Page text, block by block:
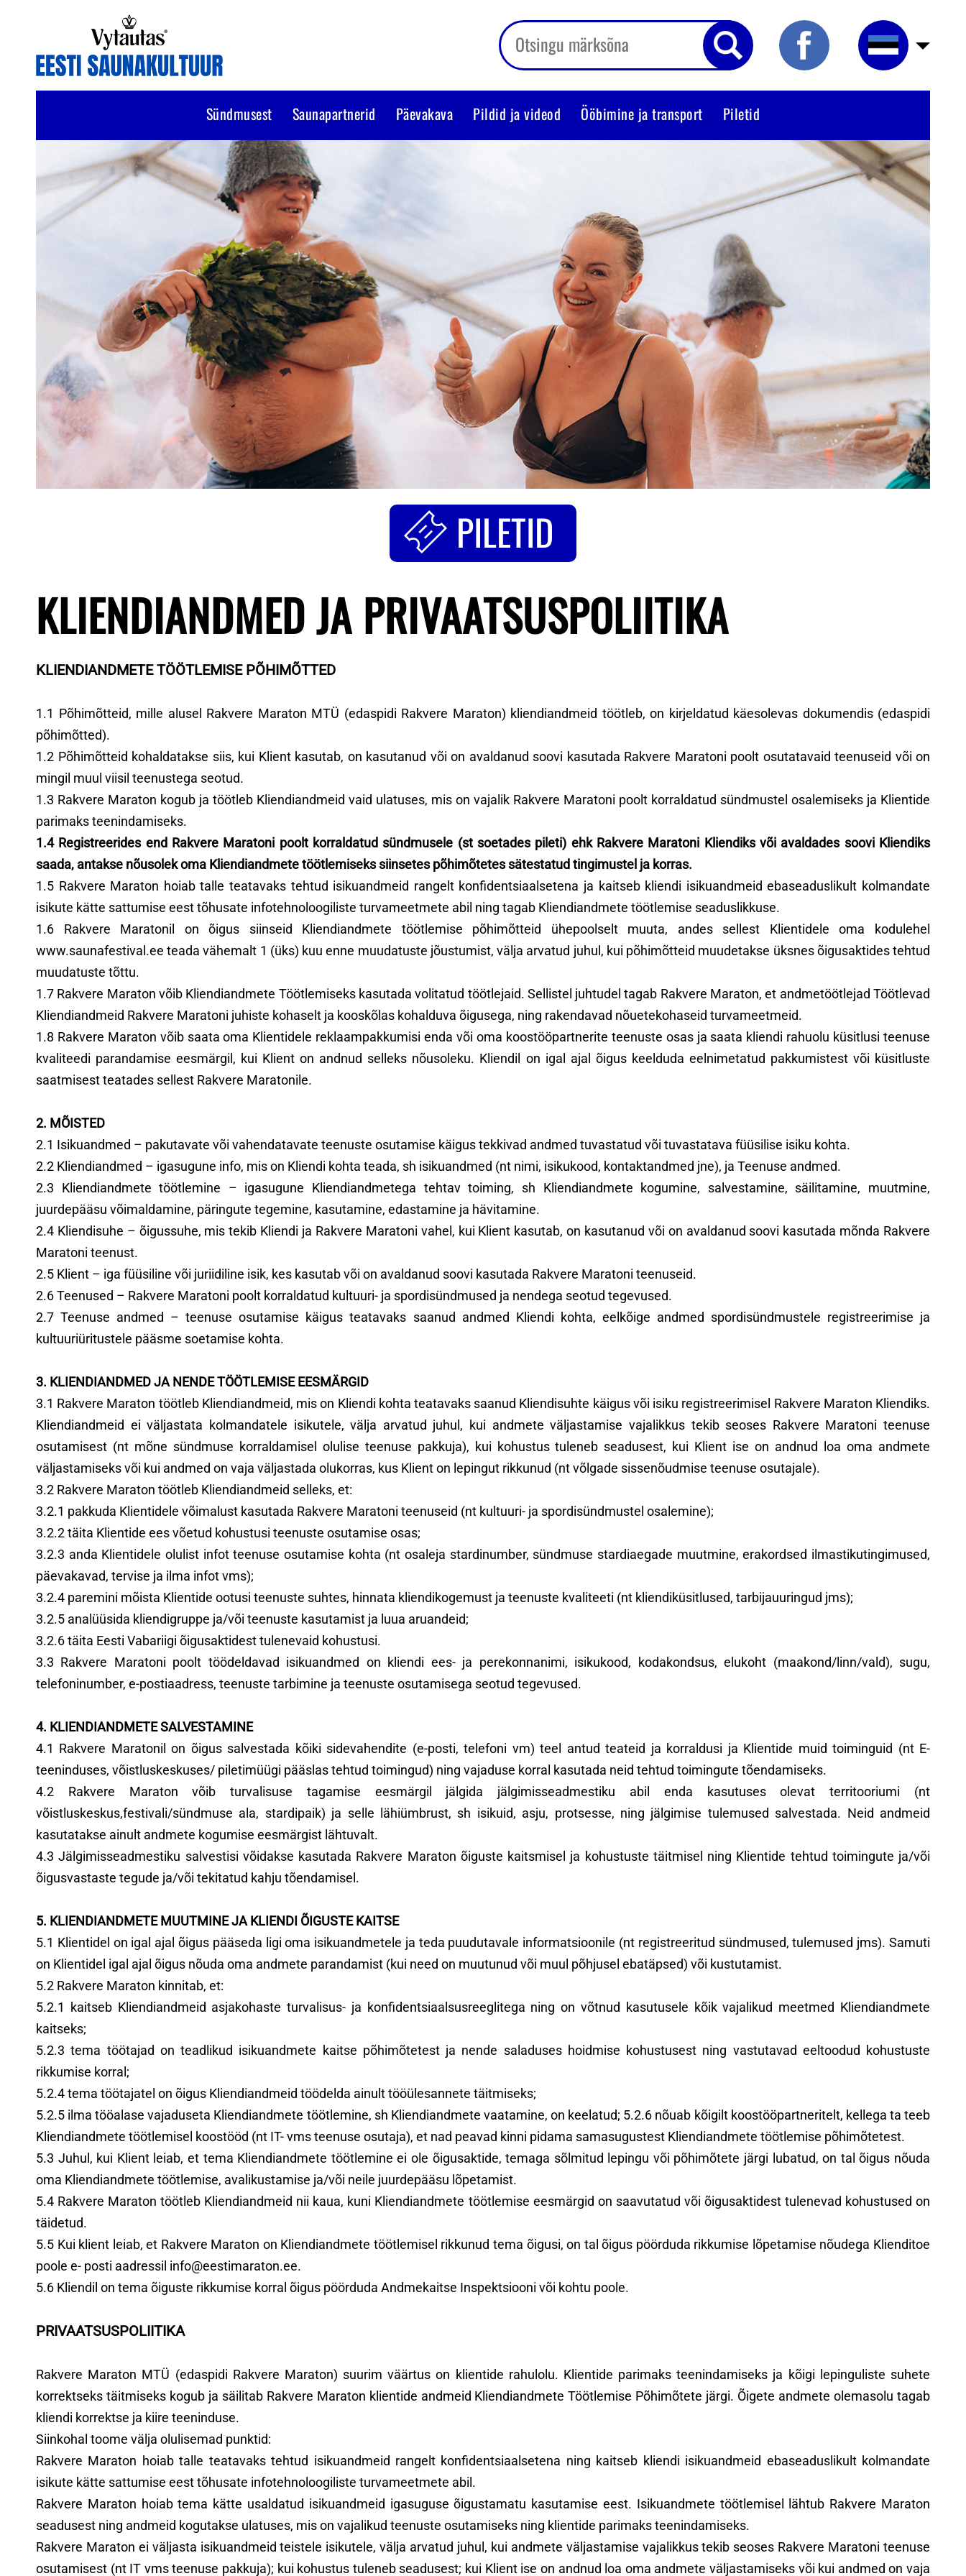
Sündmusest Saunapartnerid Päevakava Pildid ja videod Ööbimine ja transport Piletid
PILETID
KLIENDIANDMED JA PRIVAATSUSPOLIITIKA
KLIENDIANDMETE TÖÖTLEMISE PÕHIMÕTTED
1.1 Põhimõtteid, mille alusel Rakvere Maraton MTÜ (edaspidi Rakvere Maraton) kliendiandmeid töötleb, on kirjeldatud käesolevas dokumendis (edaspidi
põhimõtted).
1.2 Põhimõtteid kohaldatakse siis, kui Klient kasutab, on kasutanud või on avaldanud soovi kasutada Rakvere Maratoni poolt osutatavaid teenuseid või on
mingil muul viisil teenustega seotud.
1.3 Rakvere Maraton kogub ja töötleb Kliendiandmeid vaid ulatuses, mis on vajalik Rakvere Maratoni poolt korraldatud sündmustel osalemiseks ja Klientide
parimaks teenindamiseks.
1.4 Registreerides end Rakvere Maratoni poolt korraldatud sündmusele (st soetades pileti) ehk Rakvere Maratoni Kliendiks või avaldades soovi Kliendiks
saada, antakse nõusolek oma Kliendiandmete töötlemiseks siinsetes põhimõtetes sätestatud tingimustel ja korras.
1.5 Rakvere Maraton hoiab talle teatavaks tehtud isikuandmeid rangelt konfidentsiaalsetena ja kaitseb kliendi isikuandmeid ebaseaduslikult kolmandate
isikute kätte sattumise eest tõhusate infotehnoloogiliste turvameetmete abil ning tagab Kliendiandmete töötlemise seaduslikkuse.
1.6 Rakvere Maratonil on õigus siinseid Kliendiandmete töötlemise põhimõtteid ühepoolselt muuta, andes sellest Klientidele oma kodulehel
www.saunafestival.ee teada vähemalt 1 (üks) kuu enne muudatuste jõustumist, välja arvatud juhul, kui põhimõtteid muudetakse üksnes õigusaktides tehtud
muudatuste tõttu.
1.7 Rakvere Maraton võib Kliendiandmete Töötlemiseks kasutada volitatud töötlejaid. Sellistel juhtudel tagab Rakvere Maraton, et andmetöötlejad Töötlevad
Kliendiandmeid Rakvere Maratoni juhiste kohaselt ja kooskõlas kohalduva õigusega, ning rakendavad nõuetekohaseid turvameetmeid.
1.8 Rakvere Maraton võib saata oma Klientidele reklaampakkumisi enda või oma koostööpartnerite teenuste osas ja saata kliendi rahuolu küsitlusi teenuse
kvaliteedi parandamise eesmärgil, kui Klient on andnud selleks nõusoleku. Kliendil on igal ajal õigus keelduda eelnimetatud pakkumistest või küsitluste
saatmisest teatades sellest Rakvere Maratonile.
2. MÕISTED
2.1 Isikuandmed – pakutavate või vahendatavate teenuste osutamise käigus tekkivad andmed tuvastatud või tuvastatava füüsilise isiku kohta.
2.2 Kliendiandmed – igasugune info, mis on Kliendi kohta teada, sh isikuandmed (nt nimi, isikukood, kontaktandmed jne), ja Teenuse andmed.
2.3 Kliendiandmete töötlemine – igasugune Kliendiandmetega tehtav toiming, sh Kliendiandmete kogumine, salvestamine, säilitamine, muutmine,
juurdepääsu võimaldamine, päringute tegemine, kasutamine, edastamine ja hävitamine.
2.4 Kliendisuhe – õigussuhe, mis tekib Kliendi ja Rakvere Maratoni vahel, kui Klient kasutab, on kasutanud või on avaldanud soovi kasutada mõnda Rakvere
Maratoni teenust.
2.5 Klient – iga füüsiline või juriidiline isik, kes kasutab või on avaldanud soovi kasutada Rakvere Maratoni teenuseid.
2.6 Teenused – Rakvere Maratoni poolt korraldatud kultuuri- ja spordisündmused ja nendega seotud tegevused.
2.7 Teenuse andmed – teenuse osutamise käigus teatavaks saanud andmed Kliendi kohta, eelkõige andmed spordisündmustele registreerimise ja
kultuuriüritustele pääsme soetamise kohta.
3. KLIENDIANDMED JA NENDE TÖÖTLEMISE EESMÄRGID
3.1 Rakvere Maraton töötleb Kliendiandmeid, mis on Kliendi kohta teatavaks saanud Kliendisuhte käigus või isiku registreerimisel Rakvere Maraton Kliendiks.
Kliendiandmeid ei väljastata kolmandatele isikutele, välja arvatud juhul, kui andmete väljastamise vajalikkus tekib seoses Rakvere Maratoni teenuse
osutamisest (nt mõne sündmuse korraldamisel olulise teenuse pakkuja), kui kohustus tuleneb seadusest, kui Klient ise on andnud loa oma andmete
väljastamiseks või kui andmed on vaja väljastada olukorras, kus Klient on lepingut rikkunud (nt võlgade sissenõudmise teenuse osutajale).
3.2 Rakvere Maraton töötleb Kliendiandmeid selleks, et:
3.2.1 pakkuda Klientidele võimalust kasutada Rakvere Maratoni teenuseid (nt kultuuri- ja spordisündmustel osalemine);
3.2.2 täita Klientide ees võetud kohustusi teenuste osutamise osas;
3.2.3 anda Klientidele olulist infot teenuse osutamise kohta (nt osaleja stardinumber, sündmuse stardiaegade muutmine, erakordsed ilmastikutingimused,
päevakavad, tervise ja ilma infot vms);
3.2.4 paremini mõista Klientide ootusi teenuste suhtes, hinnata kliendikogemust ja teenuste kvaliteeti (nt kliendiküsitlused, tarbijauuringud jms);
3.2.5 analüüsida kliendigruppe ja/või teenuste kasutamist ja luua aruandeid;
3.2.6 täita Eesti Vabariigi õigusaktidest tulenevaid kohustusi.
3.3 Rakvere Maratoni poolt töödeldavad isikuandmed on kliendi ees- ja perekonnanimi, isikukood, kodakondsus, elukoht (maakond/linn/vald), sugu,
telefoninumber, e-postiaadress, teenuste tarbimine ja teenuste osutamisega seotud tegevused.
4. KLIENDIANDMETE SALVESTAMINE
4.1 Rakvere Maratonil on õigus salvestada kõiki sidevahendite (e-posti, telefoni vm) teel antud teateid ja korraldusi ja Klientide muid toiminguid (nt E-
teeninduses, võistluskeskuses/ piletimüügi pääslas tehtud toimingud) ning vajaduse korral kasutada neid tehtud toimingute tõendamiseks.
4.2 Rakvere Maraton võib turvalisuse tagamise eesmärgil jälgida jälgimisseadmestiku abil enda kasutuses olevat territooriumi (nt
võistluskeskus,festivali/sündmuse ala, stardipaik) ja selle lähiümbrust, sh isikuid, asju, protsesse, ning jälgimise tulemused salvestada. Neid andmeid
kasutatakse ainult andmete kogumise eesmärgist lähtuvalt.
4.3 Jälgimisseadmestiku salvestisi võidakse kasutada Rakvere Maraton õiguste kaitsmisel ja kohustuste täitmisel ning Klientide tehtud toimingute ja/või
õigusvastaste tegude ja/või tekitatud kahju tõendamisel.
5. KLIENDIANDMETE MUUTMINE JA KLIENDI ÕIGUSTE KAITSE
5.1 Klientidel on igal ajal õigus pääseda ligi oma isikuandmetele ja teda puudutavale informatsioonile (nt registreeritud sündmused, tulemused jms). Samuti
on Klientidel igal ajal õigus nõuda oma andmete parandamist (kui need on muutunud või muul põhjusel ebatäpsed) või kustutamist.
5.2 Rakvere Maraton kinnitab, et:
5.2.1 kaitseb Kliendiandmeid asjakohaste turvalisus- ja konfidentsiaalsusreeglitega ning on võtnud kasutusele kõik vajalikud meetmed Kliendiandmete
kaitseks;
5.2.3 tema töötajad on teadlikud isikuandmete kaitse põhimõtetest ja nende saladuses hoidmise kohustusest ning vastutavad eeltoodud kohustuste
rikkumise korral;
5.2.4 tema töötajatel on õigus Kliendiandmeid töödelda ainult tööülesannete täitmiseks;
5.2.5 ilma tööalase vajaduseta Kliendiandmete töötlemine, sh Kliendiandmete vaatamine, on keelatud; 5.2.6 nõuab kõigilt koostööpartneritelt, kellega ta teeb
Kliendiandmete töötlemisel koostööd (nt IT- vms teenuse osutaja), et nad peavad kinni pidama samasugustest Kliendiandmete töötlemise põhimõtetest.
5.3 Juhul, kui Klient leiab, et tema Kliendiandmete töötlemine ei ole õigusaktide, temaga sõlmitud lepingu või põhimõtete järgi lubatud, on tal õigus nõuda
oma Kliendiandmete töötlemise, avalikustamise ja/või neile juurdepääsu lõpetamist.
5.4 Rakvere Maraton töötleb Kliendiandmeid nii kaua, kuni Kliendiandmete töötlemise eesmärgid on saavutatud või õigusaktidest tulenevad kohustused on
täidetud.
5.5 Kui klient leiab, et Rakvere Maraton on Kliendiandmete töötlemisel rikkunud tema õigusi, on tal õigus pöörduda rikkumise lõpetamise nõudega Klienditoe
poole e- posti aadressil info@eestimaraton.ee.
5.6 Kliendil on tema õiguste rikkumise korral õigus pöörduda Andmekaitse Inspektsiooni või kohtu poole.
PRIVAATSUSPOLIITIKA
Rakvere Maraton MTÜ (edaspidi Rakvere Maraton) suurim väärtus on klientide rahulolu. Klientide parimaks teenindamiseks ja kõigi lepinguliste suhete
korrektseks täitmiseks kogub ja säilitab Rakvere Maraton klientide andmeid Kliendiandmete Töötlemise Põhimõtete järgi. Õigete andmete olemasolu tagab
kliendi korrektse ja kiire teeninduse.
Siinkohal toome välja olulisemad punktid:
Rakvere Maraton hoiab talle teatavaks tehtud isikuandmeid rangelt konfidentsiaalsetena ning kaitseb kliendi isikuandmeid ebaseaduslikult kolmandate
isikute kätte sattumise eest tõhusate infotehnoloogiliste turvameetmete abil.
Rakvere Maraton hoiab tema kätte usaldatud isikuandmeid igasuguse õigustamatu kasutamise eest. Isikuandmete töötlemisel lähtub Rakvere Maraton
seadusest ning andmeid kogutakse ulatuses, mis on vajalikud teenuste osutamiseks ning klientide parimaks teenindamiseks.
Rakvere Maraton ei väljasta isikuandmeid teistele isikutele, välja arvatud juhul, kui andmete väljastamise vajalikkus tekib seoses Rakvere Maratoni teenuse
osutamisest (nt IT vms teenuse pakkuja); kui kohustus tuleneb seadusest; kui Klient ise on andnud loa oma andmete väljastamiseks või kui andmed on vaja